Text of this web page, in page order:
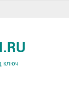
ключ